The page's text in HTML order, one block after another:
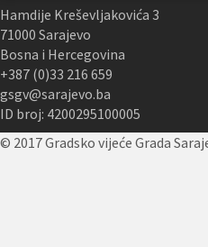
Hamdije Kreševljakovića 3
71000 Sarajevo
Bosna i Hercegovina
+387 (0)33 216 659
gsgv@sarajevo.ba
ID broj: 4200295100005
© 2017 Gradsko vijeće Grada